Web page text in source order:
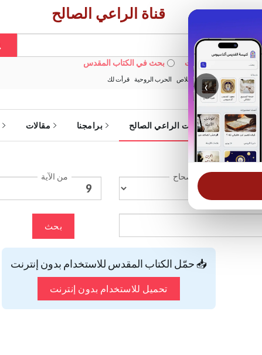
‹
قناة الراعي الصالح
بحث في الويبسايت بحث في الكتاب المقدس
الأكثر بحثًا: خبزنا اليومي الخلاص الحرب الروحية قرأت لك
الرئيسية خدمات الراعي الصالح برامجنا مقالات
الإصحاح من الآية
بحث
📥 حمّل الكتاب المقدس للاستخدام بدون إنترنت
تحميل للاستخدام بدون إنترنت